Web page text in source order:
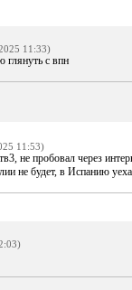
11:33)
глянуть с впн
11:53)
не пробовал через
не будет, в Испанию